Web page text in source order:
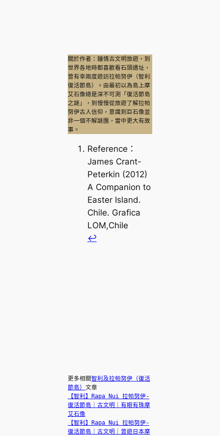
關於作者：鍾情古文明旅遊，到
世界各地時都喜歡看石頭遺址，
曾有幸兩度遊訪拉帕努伊（智利
復活節島）。由最初以為島上摩
艾石像總是深不可測「復活節島
之謎」，到慢慢從旅遊了解拉帕
努伊古人信仰，意識到巨石像並
非一個不解謎團，當中更大有故
事。
Reference：
James Crant-
Peterkin (2012)
A Companion to
Easter Island.
Chile. Grafica
LOM,Chile
↩︎
更多相關智利及拉帕努伊（復活
節島） 文章
【智利】Rapa Nui 拉帕努伊-
復活節島｜古文明｜有眼有珠摩
艾石像
【智利】Rapa Nui 拉帕努伊-
復活節島｜古文明｜曾遊日本摩